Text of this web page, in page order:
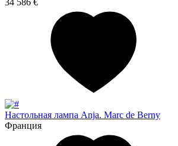
Настольная лампа Anja. Marc de Berny
Франция